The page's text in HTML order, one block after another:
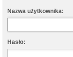
Nazwa użytkownika:
Hasło: